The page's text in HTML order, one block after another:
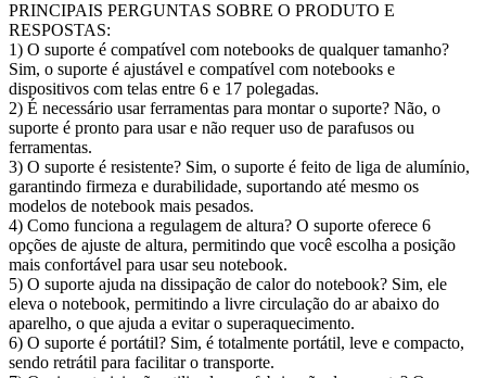
PRINCIPAIS PERGUNTAS SOBRE O PRODUTO E
RESPOSTAS:
1) O suporte é compatível com notebooks de qualquer tamanho?
Sim, o suporte é ajustável e compatível com notebooks e
dispositivos com telas entre 6 e 17 polegadas.
2) É necessário usar ferramentas para montar o suporte? Não, o
suporte é pronto para usar e não requer uso de parafusos ou
ferramentas.
3) O suporte é resistente? Sim, o suporte é feito de liga de alumínio,
garantindo firmeza e durabilidade, suportando até mesmo os
modelos de notebook mais pesados.
4) Como funciona a regulagem de altura? O suporte oferece 6
opções de ajuste de altura, permitindo que você escolha a posição
mais confortável para usar seu notebook.
5) O suporte ajuda na dissipação de calor do notebook? Sim, ele
eleva o notebook, permitindo a livre circulação do ar abaixo do
aparelho, o que ajuda a evitar o superaquecimento.
6) O suporte é portátil? Sim, é totalmente portátil, leve e compacto,
sendo retrátil para facilitar o transporte.